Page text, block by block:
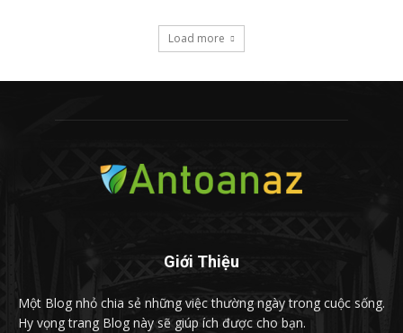
Load more
Giới Thiệu
Một Blog nhỏ chia sẻ những việc thường ngày trong cuộc sống.
Hy vọng trang Blog này sẽ giúp ích được cho bạn.